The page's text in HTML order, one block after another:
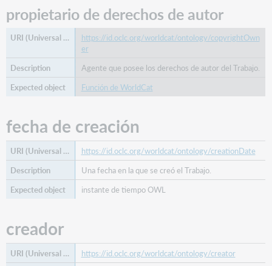
propietario de derechos de autor
https://id.oclc.org/worldcat/ontology/copyrightOwn
er
Agente que posee los derechos de autor del Trabajo.
Función de WorldCat
fecha de creación
https://id.oclc.org/worldcat/ontology/creationDate
Una fecha en la que se creó el Trabajo.
instante de tiempo OWL
creador
https://id.oclc.org/worldcat/ontology/creator